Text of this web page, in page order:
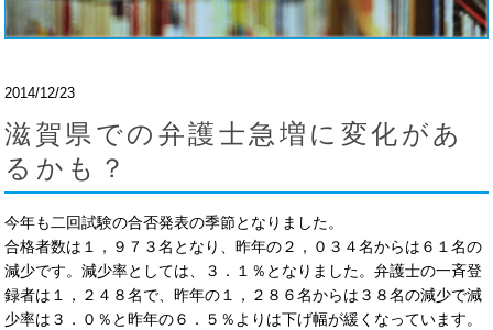
2014/12/23
滋賀県での弁護士急増に変化があ
るかも？
今年も二回試験の合否発表の季節となりました。
合格者数は１，９７３名となり、昨年の２，０３４名からは６１名の
減少です。減少率としては、３．１％となりました。弁護士の一斉登
録者は１，２４８名で、昨年の１，２８６名からは３８名の減少で減
少率は３．０％と昨年の６．５％よりは下げ幅が緩くなっています。